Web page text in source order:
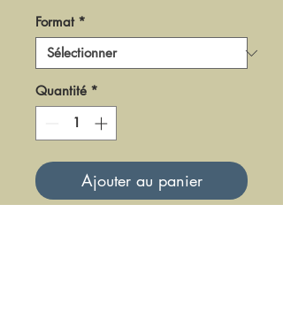
Format *
Quantité *
Ajouter au panier